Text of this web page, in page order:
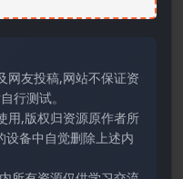
网友投稿,网站不保证资
行测试。
用,版权归资源原作者所
备中自觉删除上述内